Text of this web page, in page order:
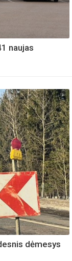
naujas
dėmesys